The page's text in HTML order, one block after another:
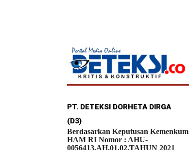
PT. DETEKSI DORHETA DIRGA
(D3)
Berdasarkan Keputusan Kemenkum
HAM RI Nomor : AHU-
0056413.AH.01.02.TAHUN 2021